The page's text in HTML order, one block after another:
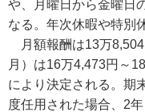
や、月曜日から金曜日
なる。年次休暇や特別
月額報酬は13万
月）は16万4,473円～
により決定される。期
度任用された場合、2